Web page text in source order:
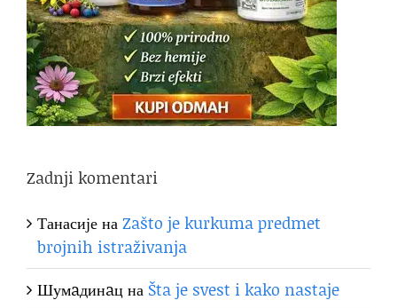
Zadnji komentari
ТанасијенаZašto je kurkuma predmet
brojnih istraživanja
Шумaдинaцна Šta je svest i kako nastaje